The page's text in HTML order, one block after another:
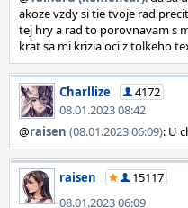
akoze vzdy si tie tvoje rad
tej hry a rad to porovnavam s
krat sa mi krizia oci z tolkeho
Charllize
4172
08.01.2023 08:42
@raisen (08.01.2023 06:09): U
raisen
15117
08.01.2023 06:09